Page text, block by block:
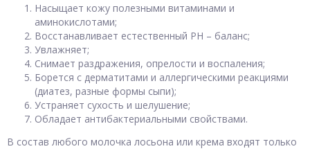
Насыщает кожу полезными витаминами и
аминокислотами;
Восстанавливает естественный PH – баланс;
Увлажняет;
Снимает раздражения, опрелости и воспаления;
Борется с дерматитами и аллергическими реакциями
(диатез, разные формы сыпи);
Устраняет сухость и шелушение;
Обладает антибактериальными свойствами.
В состав любого молочка лосьона или крема входят только